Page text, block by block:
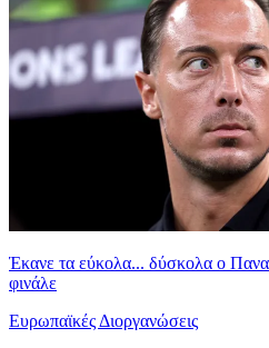
Έκανε τα εύκολα... δύσκολα ο
φινάλε
Ευρωπαϊκές Διοργανώσεις